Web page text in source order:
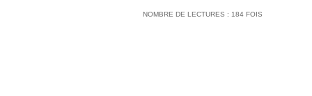
NOMBRE DE LECTURES : 184 FOIS